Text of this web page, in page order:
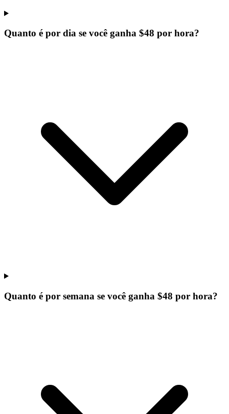
Quanto é por dia se você ganha $48 por hora?
Quanto é por semana se você ganha $48 por hora?